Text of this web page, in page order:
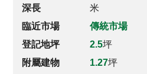
深長
米
臨近市場
傳統市場
登記地坪
2.5坪
附屬建物
1.27坪